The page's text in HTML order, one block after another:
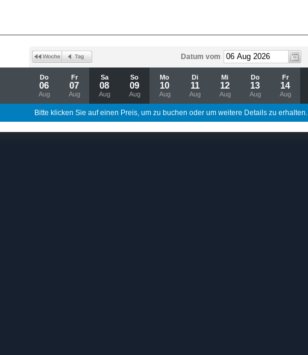
Datum vom
Do
06
Aug
Fr
07
Aug
Sa
08
Aug
So
09
Aug
Mo
10
Aug
Di
11
Aug
Mi
12
Aug
Do
13
Aug
Fr
14
Aug
Bitte klicken Sie auf einen Preis, um zu buchen oder um weitere Details zu erhalten.